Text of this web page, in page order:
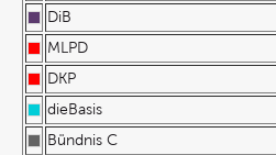
DiB
MLPD
DKP
dieBasis
Bündnis C